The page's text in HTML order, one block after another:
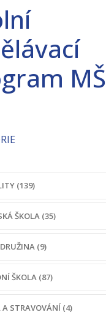
činnosti
řád MŠ
vzdělávací program MŠ
MŠ
ŠD
MŠ
(139)
ŠKOLA (35)
(9)
ŠKOLA (87)
A STRAVOVÁNÍ (4)